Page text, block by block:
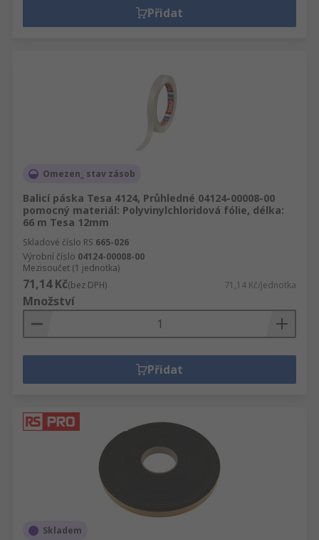
Přidat
Omezen_ stav zásob
Balicí páska Tesa 4124, Průhledné 04124-00008-00
pomocný materiál: Polyvinylchloridová fólie, délka:
66 m Tesa 12mm
Skladové číslo RS 665-026
Výrobní číslo 04124-00008-00
Mezisoučet (1 jednotka)
71,14 Kč(bez DPH) 71,14 Kč/jednotka
Množství
Přidat
Skladem